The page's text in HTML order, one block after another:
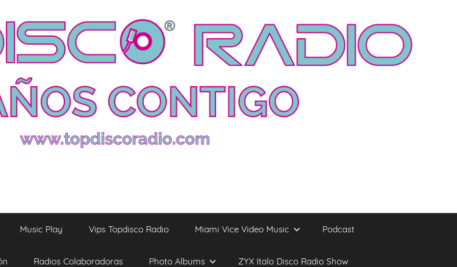
Music Play Vips Topdisco Radio Miami Vice Video Music Podcast
Radios Colaboradoras Photo Albums ZYX Italo Disco Radio Show